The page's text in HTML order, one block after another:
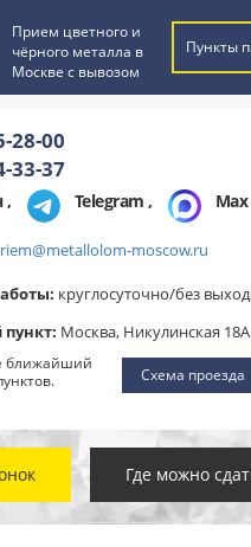
Прием цветного и
чёрного металла в
Москве с вывозом
Пункты
28-00
33-37
, Telegram , Max
moscow.ru
круглосуточно/без
Москва, Никулинская 18А
ближайший
Схема проезда
Где можно